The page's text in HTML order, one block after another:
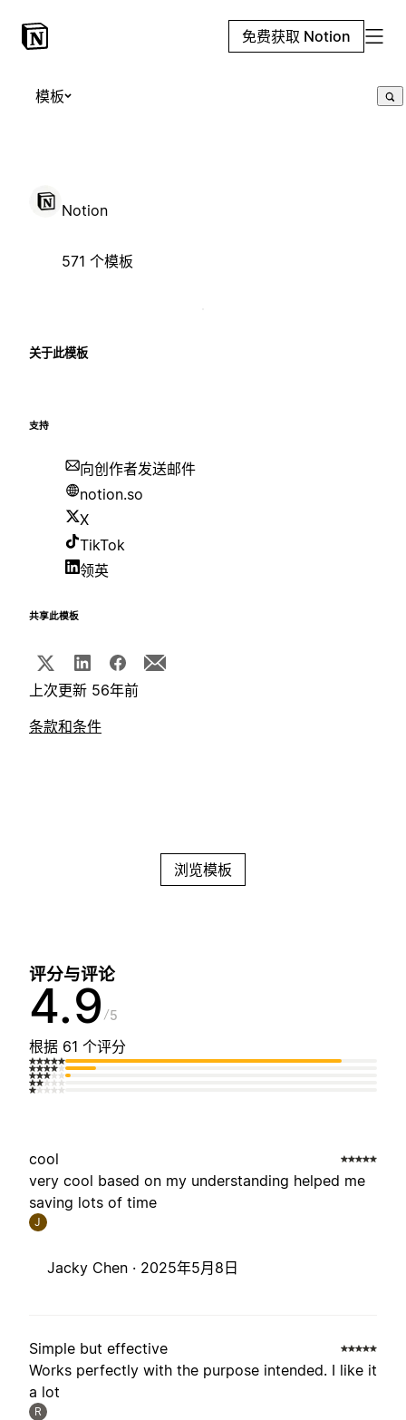
免费获取 Notion
模板
Notion
571 个模板
关于此模板
支持
向创作者发送邮件
notion.so
X
TikTok
领英
共享此模板
上次更新 56年前
条款和条件
浏览模板
评分与评论
4.9 5
根据 61 个评分
cool
very cool based on my understanding helped me
saving lots of time
J
Jacky Chen · 2025年5月8日
Simple but effective
Works perfectly with the purpose intended. I like it
a lot
R